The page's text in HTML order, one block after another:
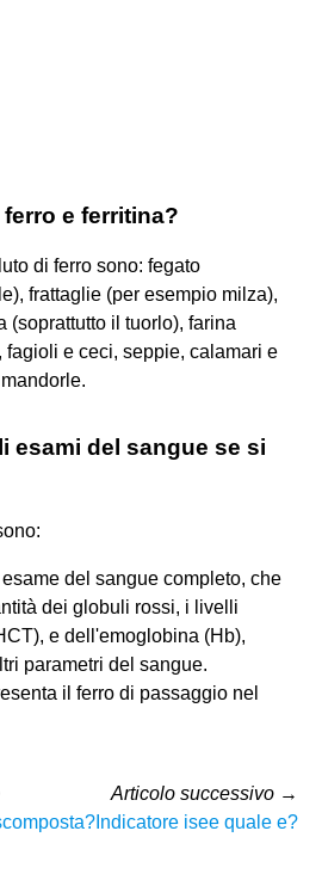
e ferritina?
di ferro sono: fegato
frattaglie (per esempio milza),
(soprattutto il tuorlo), farina
fagioli e ceci, seppie, calamari e
esami del sangue se si
del sangue completo, che
dei globuli rossi, i livelli
e dell'emoglobina (Hb),
parametri del sangue.
il ferro di passaggio nel
Articolo successivo →
Indicatore isee quale e?